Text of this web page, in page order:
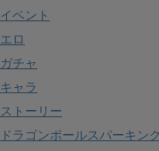
イベント
エロ
ガチャ
キャラ
ストーリー
ドラゴンボールスパーキン